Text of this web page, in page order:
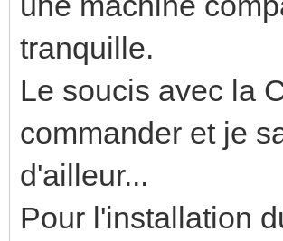
tranquille.
Le soucis avec la
commander et je
d'ailleur...
Pour l'installation